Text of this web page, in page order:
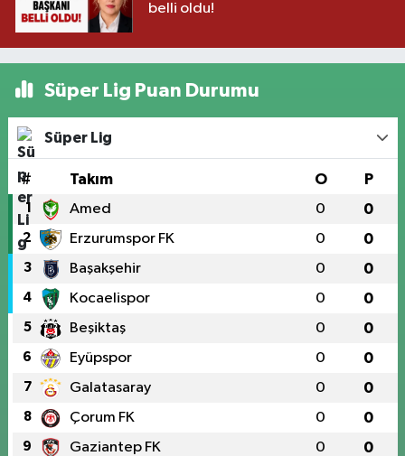
belli oldu!
Süper Lig Puan Durumu
Süper Lig
# Takım O P
1 Amed 0 0
2 Erzurumspor FK 0 0
3 Başakşehir 0 0
4 Kocaelispor 0 0
5 Beşiktaş 0 0
6 Eyüpspor 0 0
7 Galatasaray 0 0
8 Çorum FK 0 0
9 Gaziantep FK 0 0